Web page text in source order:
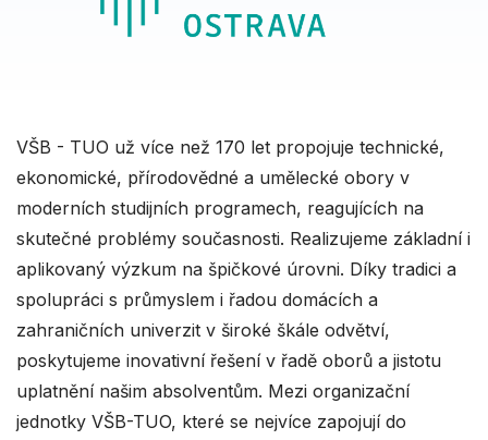
VŠB - TUO už více než 170 let propojuje technické,
ekonomické, přírodovědné a umělecké obory v
moderních studijních programech, reagujících na
skutečné problémy současnosti. Realizujeme základní i
aplikovaný výzkum na špičkové úrovni. Díky tradici a
spolupráci s průmyslem i řadou domácích a
zahraničních univerzit v široké škále odvětví,
poskytujeme inovativní řešení v řadě oborů a jistotu
uplatnění našim absolventům. Mezi organizační
jednotky VŠB-TUO, které se nejvíce zapojují do